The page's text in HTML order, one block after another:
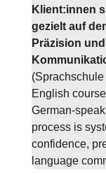
Klient:innen
gezielt auf
Präzision
English
German-
process is
confidence,
language